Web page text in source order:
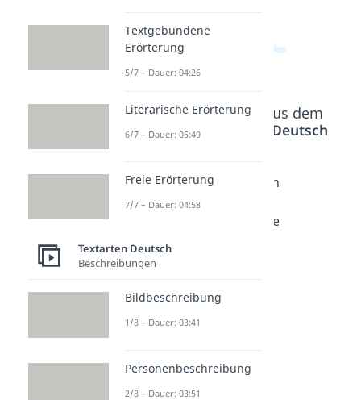
Beliebte Inhalte aus dem
Bereich Textarten Deutsch
Erfahru
ngsberi
04:36
Karikat
ur
Werbun
analysie
Textgebundene
Erörterung
5/7 – Dauer: 04:26
Literarische Erörterung
6/7 – Dauer: 05:49
Freie Erörterung
7/7 – Dauer: 04:58
Textarten Deutsch
Beschreibungen
Bildbeschreibung
1/8 – Dauer: 03:41
Personenbeschreibung
2/8 – Dauer: 03:51